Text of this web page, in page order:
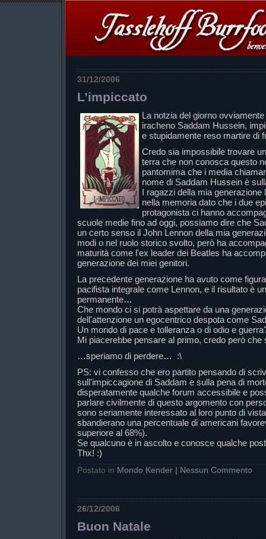
31/12/2006
L’impiccato
La notzia del giorno
iracheno Saddam Hussein,
e stupidamente reso martire di
Credo sia impossibile trovare
terra che non conosca questo
pantomima che i media
nome di Saddam Hussein è
I ragazzi della mia
nella memoria dato che i due
protagonista ci hanno
scuole medie fino ad oggi, possiamo dire che
un certo senso il John Lennon della mia
modi o nel ruolo storico svolto, però ha
maturità come l'ex leader dei Beatles ha
generazione dei miei genitori.
La precedente generazione ha avuto come
pacifista integrale come Lennon, e il risultato è
permanente…
Che mondo ci si potrà aspettare da una
dell'attenzione un egocentrico despota come
Un mondo di pace e tolleranza o di odio e
Mi piacerebbe pensare al primo, credo però
…speriamo di perdere… :\
PS: vi confesso che ero partito pensando di
sull'impiccagione di Saddam e sulla pena di
disperatamente qualche forum accessibile e
parlare civilmente di questo argomento con
sono seriamente interessato al loro punto di
sbandierano una percentuale di americani
superiore al 68%).
Se qualcuno è in ascolto e conosce qualche
Thx! :)
Postato in Mondo Kender Nessun Commento
26/12/2006
Buon Natale